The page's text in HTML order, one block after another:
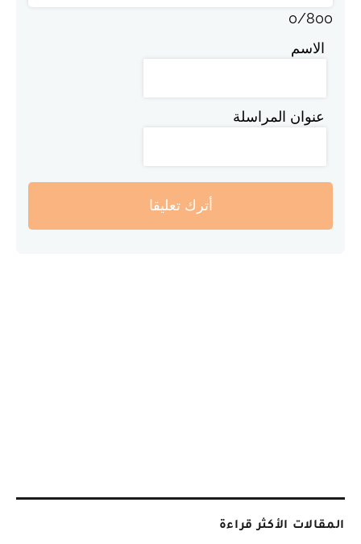
0/800
الاسم
عنوان المراسلة
أترك تعليقا
المقالات الأكثر قراءة